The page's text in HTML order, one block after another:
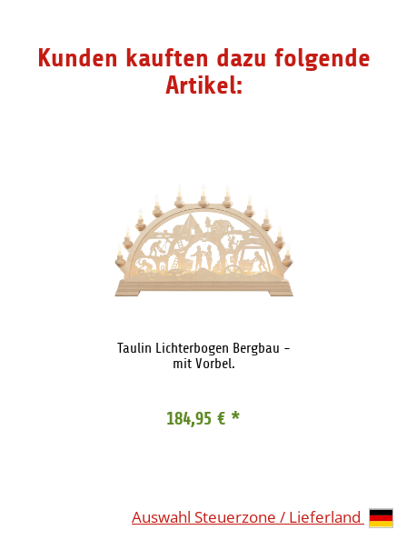
Kunden kauften dazu folgende
Artikel:
Taulin Lichterbogen Bergbau -
mit Vorbel.
184,95 € *
Auswahl Steuerzone / Lieferland